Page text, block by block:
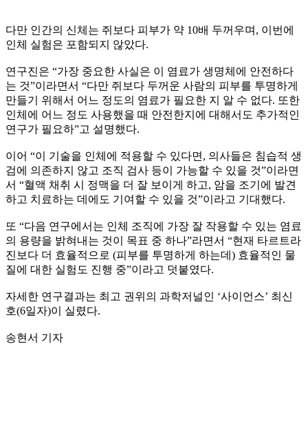
다만 인간의 신체는 쥐보다 피부가 약 10배 두꺼우며, 이번에
인체 실험은 포함되지 않았다.
연구진은 “가장 중요한 사실은 이 염료가 생명체에 안전하다
는 것”이라면서 “다만 쥐보다 두꺼운 사람의 피부를 투명하게
만들기 위해서 어느 정도의 염료가 필요한 지 알 수 없다. 또한
인체에 어느 정도 사용했을 때 안전한지에 대해서도 추가적인
연구가 필요하”고 설명했다.
이어 “이 기술을 인체에 적용할 수 있다면, 의사들은 침습적 생
검에 의존하지 않고 조직 검사 등이 가능할 수 있을 것”이라면
서 “혈액 채취 시 정맥을 더 잘 보이게 하고, 암을 조기에 발견
하고 치료하는 데에도 기여할 수 있을 것”이라고 기대했다.
또 “다음 연구에서는 인체 조직에 가장 잘 작용할 수 있는 염료
의 용량을 밝혀내는 것이 목표 중 하나”라면서 “현재 타르트라
진보다 더 효율적으로 (피부를 투명하게 하는데) 효율적인 물
질에 대한 실험도 진행 중”이라고 덧붙였다.
자세한 연구결과는 최고 권위의 과학저널인 ‘사이언스’ 최신
호(6일자)이 실렸다.
송현서 기자